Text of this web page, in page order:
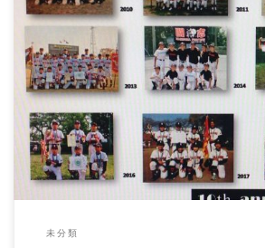
上砂ファイターズ 10年目の集い 日にち：
（祝） 内容： […]
未分類